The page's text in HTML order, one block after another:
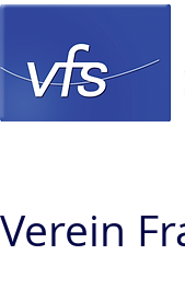
Verein